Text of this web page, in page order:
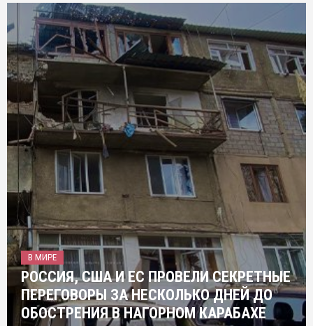
В МИРЕ
РОССИЯ, США И ЕС ПРОВЕЛИ СЕКРЕТНЫЕ
ПЕРЕГОВОРЫ ЗА НЕСКОЛЬКО ДНЕЙ ДО
ОБОСТРЕНИЯ В НАГОРНОМ КАРАБАХЕ